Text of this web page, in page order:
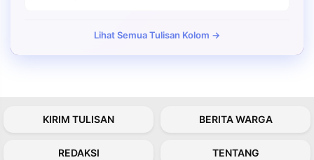
Lihat Semua Tulisan Kolom →
KIRIM TULISAN BERITA WARGA
REDAKSI TENTANG